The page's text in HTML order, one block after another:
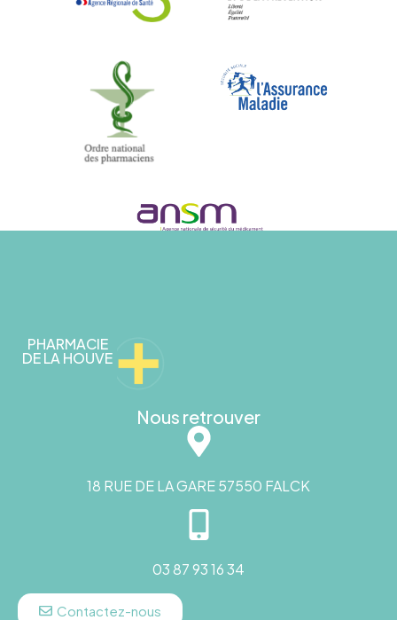
PHARMACIE
DE LA HOUVE
Nous retrouver
18 RUE DE LA GARE 57550 FALCK
03 87 93 16 34
Contactez-nous